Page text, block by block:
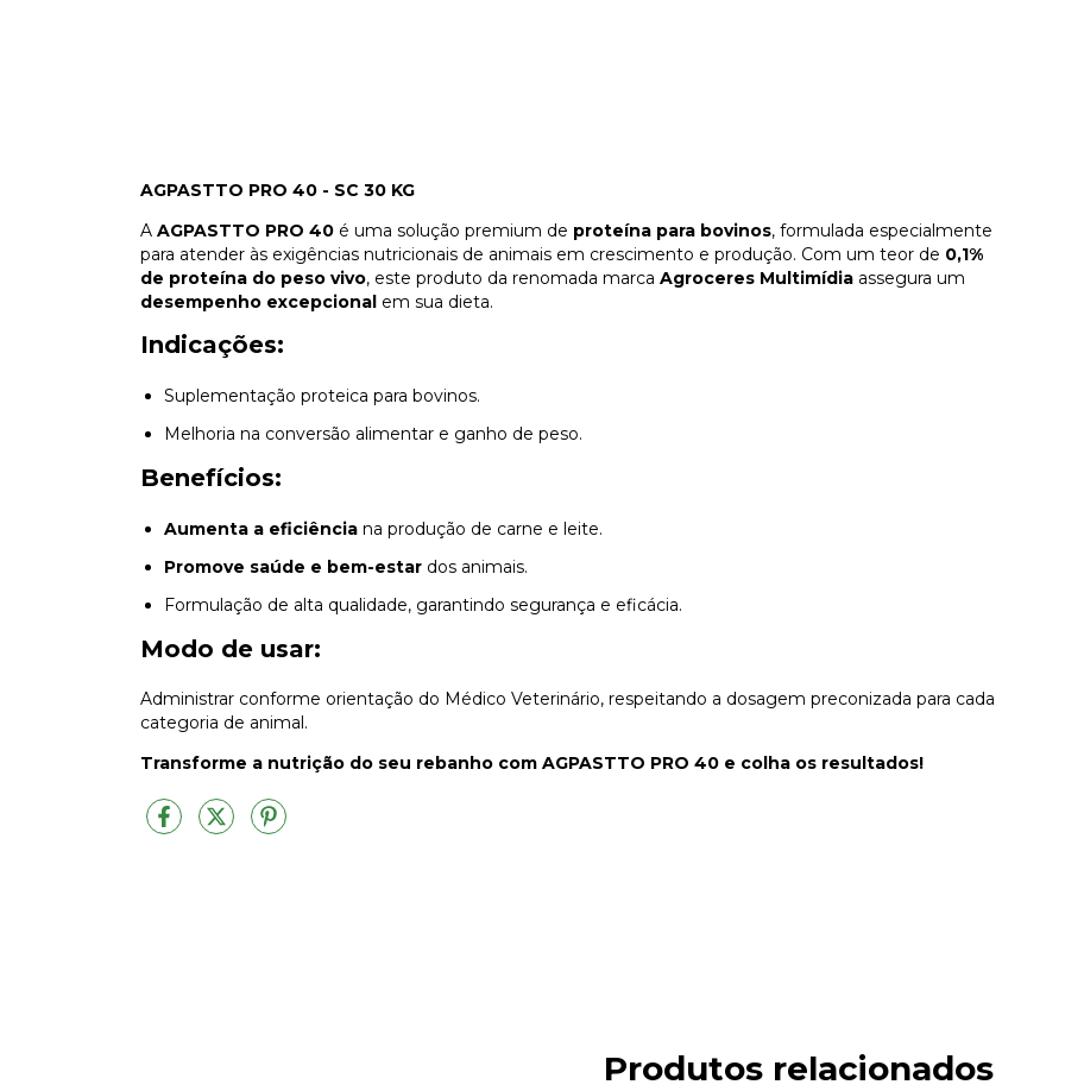
AGPASTTO PRO 40 - SC 30 KG
A AGPASTTO PRO 40 é uma solução premium de proteína para bovinos, formulada especialmente
para atender às exigências nutricionais de animais em crescimento e produção. Com um teor de 0,1%
de proteína do peso vivo, este produto da renomada marca Agroceres Multimídia assegura um
desempenho excepcional em sua dieta.
Indicações:
Suplementação proteica para bovinos.
Melhoria na conversão alimentar e ganho de peso.
Benefícios:
Aumenta a eficiência na produção de carne e leite.
Promove saúde e bem-estar dos animais.
Formulação de alta qualidade, garantindo segurança e eficácia.
Modo de usar:
Administrar conforme orientação do Médico Veterinário, respeitando a dosagem preconizada para cada
categoria de animal.
Transforme a nutrição do seu rebanho com AGPASTTO PRO 40 e colha os resultados!
Produtos relacionados